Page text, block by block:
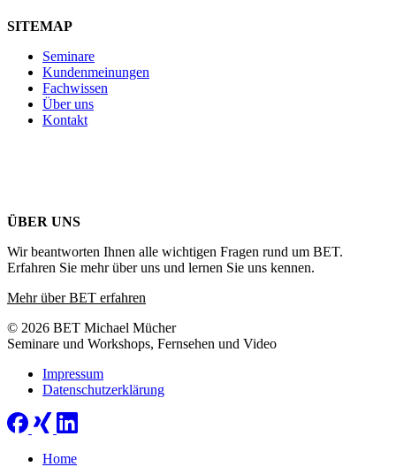
SITEMAP
Seminare
Kundenmeinungen
Fachwissen
Über uns
Kontakt
ÜBER UNS
Wir beantworten Ihnen alle wichtigen Fragen rund um BET.
Erfahren Sie mehr über uns und lernen Sie uns kennen.
Mehr über BET erfahren
© 2026 BET Michael Mücher
Seminare und Workshops, Fernsehen und Video
Impressum
Datenschutzerklärung
Home